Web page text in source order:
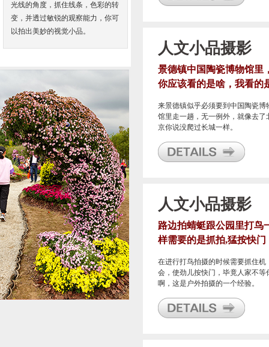
人文小品摄影
景德镇中国陶瓷博物馆里
你应该看的是啥，我看的
来景德镇似乎必须要到中国陶瓷博
馆里走一趟，无一例外，就像去了
京你说没爬过长城一样。
人文小品摄影
路边拍蜻蜓跟公园里打鸟
样需要的是抓拍,猛按快门
在进行打鸟拍摄的时候需要抓住机
会，使劲儿按快门，毕竟人家不等
啊，这是户外拍摄的一个经验。
光线的角度，抓住线条，色彩的转
变，并透过敏锐的观察能力，你可
以拍出美妙的视觉小品。